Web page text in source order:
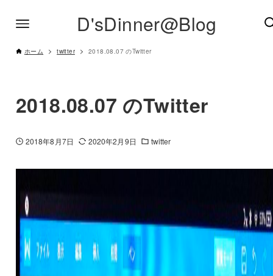
D'sDinner@Blog
ホーム twitter 2018.08.07 のTwitter
2018.08.07 のTwitter
2018年8月7日 2020年2月9日 twitter